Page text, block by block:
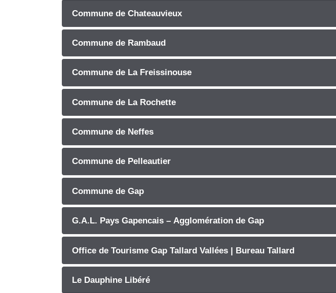
Commune de Chateauvieux
Commune de Rambaud
Commune de La Freissinouse
Commune de La Rochette
Commune de Neffes
Commune de Pelleautier
Commune de Gap
G.A.L. Pays Gapencais – Agglomération de Gap
Office de Tourisme Gap Tallard Vallées | Bureau Tallard
Le Dauphine Libéré